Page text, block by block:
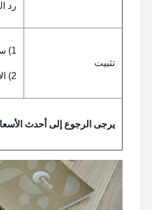
رد
تثبيت
1) سهل التركيب: غراء ومسمار لأسفل وعائم ؛
2) الأرضيات الهندسية مناسبة لأرضيات التدفئة.
يرجى الرجوع إلى أحدث